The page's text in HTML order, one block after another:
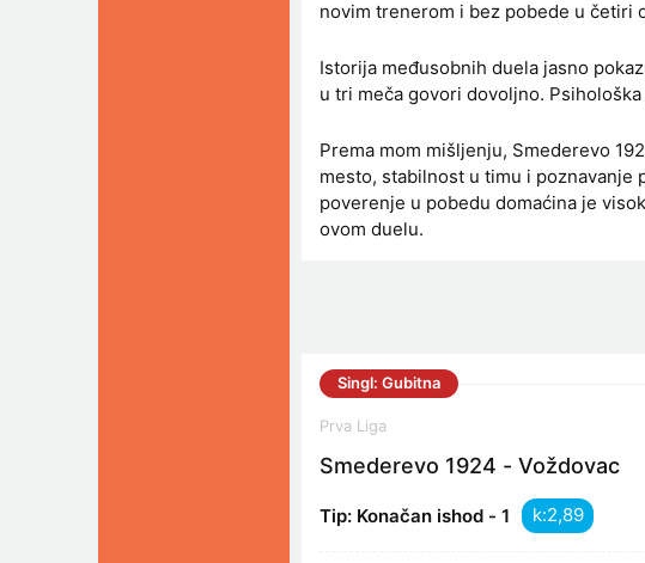
novim trenerom i bez pobede u četiri
Istorija međusobnih duela jasno
u tri meča govori dovoljno.
Prema mom mišljenju, Smederevo
mesto, stabilnost u timu i poznavanje
poverenje u pobedu domaćina je
ovom duelu.
Singl: Gubitna
Prva Liga
Smederevo 1924 - Voždovac
Tip: Konačan ishod - 1 k: